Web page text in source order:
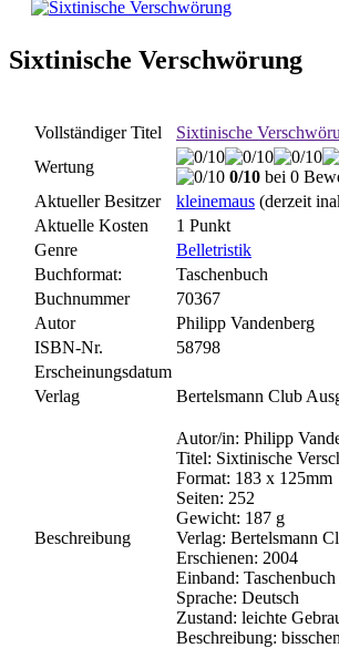
Sixtinische Verschwörung
Vollständiger Titel
Sixtinische
Wertung
0/10 bei 0
Aktueller Besitzer
kleinemaus (derzeit
Aktuelle Kosten
1 Punkt
Genre
Belletristik
Buchformat:
Taschenbuch
Buchnummer
70367
Autor
Philipp Vandenberg
ISBN-Nr.
58798
Erscheinungsdatum
Verlag
Bertelsmann Club
Beschreibung
Autor/in: Philipp
Titel: Sixtinische
Format: 183 x 125mm
Seiten: 252
Gewicht: 187 g
Verlag: Bertelsmann
Erschienen: 2004
Einband: Taschenbuch
Sprache: Deutsch
Zustand: leichte
Beschreibung: